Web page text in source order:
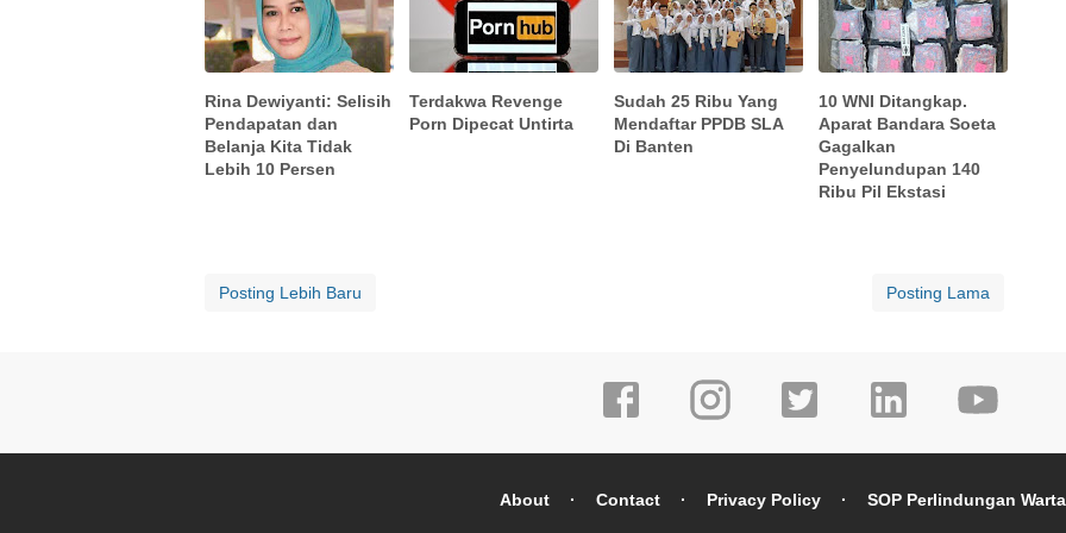
Rina Dewiyanti: Selisih
Pendapatan dan
Belanja Kita Tidak
Lebih 10 Persen
Terdakwa Revenge
Porn Dipecat Untirta
Sudah 25 Ribu Yang
Mendaftar PPDB SLA
Di Banten
10 WNI Ditangkap.
Aparat Bandara Soeta
Gagalkan
Penyelundupan 140
Ribu Pil Ekstasi
Posting Lebih Baru Posting Lama
About Contact Privacy Policy SOP Perlindungan